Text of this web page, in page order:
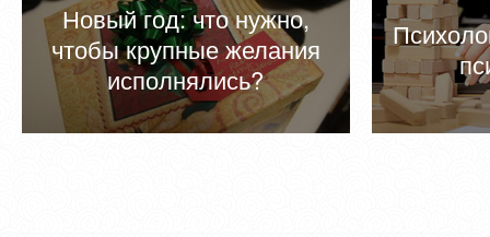
Новый год: что нужно,
чтобы крупные желания
исполнялись?